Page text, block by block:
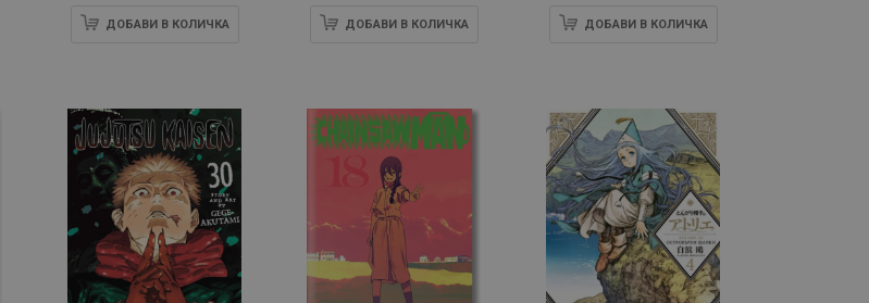
ДОБАВИ В КОЛИЧКА ДОБАВИ В КОЛИЧКА ДОБАВИ В КОЛИЧКА